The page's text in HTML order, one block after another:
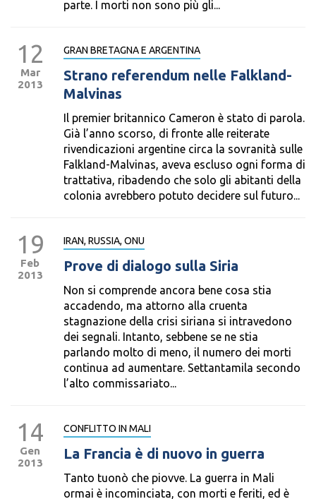
parte. I morti non sono più gli...
12
Mar
2013
GRAN BRETAGNA E ARGENTINA
Strano referendum nelle Falkland-
Malvinas
Il premier britannico Cameron è stato di parola.
Già l’anno scorso, di fronte alle reiterate
rivendicazioni argentine circa la sovranità sulle
Falkland-Malvinas, aveva escluso ogni forma di
trattativa, ribadendo che solo gli abitanti della
colonia avrebbero potuto decidere sul futuro...
19
Feb
2013
IRAN, RUSSIA, ONU
Prove di dialogo sulla Siria
Non si comprende ancora bene cosa stia
accadendo, ma attorno alla cruenta
stagnazione della crisi siriana si intravedono
dei segnali. Intanto, sebbene se ne stia
parlando molto di meno, il numero dei morti
continua ad aumentare. Settantamila secondo
l’alto commissariato...
14
Gen
2013
CONFLITTO IN MALI
La Francia è di nuovo in guerra
Tanto tuonò che piovve. La guerra in Mali
ormai è incominciata, con morti e feriti, ed è